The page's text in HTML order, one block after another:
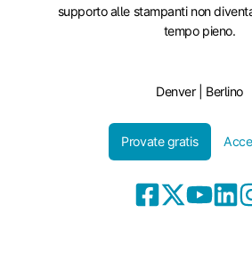
supporto alle stampanti non
tempo pieno.
Denver | Berlino
Provate gratis